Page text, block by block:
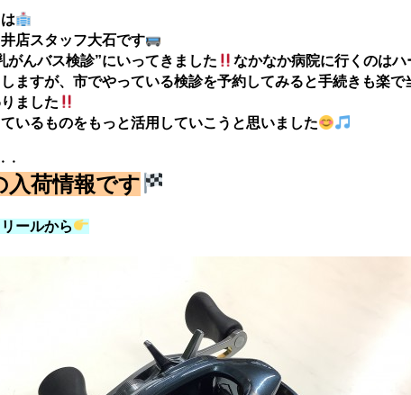
店スタッフ大石です
がんバス検診”にいってきました
なかなか病院に行くのはハ
ますが、市でやっている検診を予約してみると手続きも楽で
ました
いるものをもっと活用していこうと思いました
・
入荷情報です
ールから